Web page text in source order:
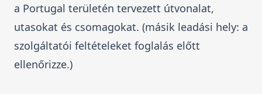
a Portugal területén tervezett útvonalat,
utasokat és csomagokat. (másik leadási hely: a
szolgáltatói feltételeket foglalás előtt
ellenőrizze.)